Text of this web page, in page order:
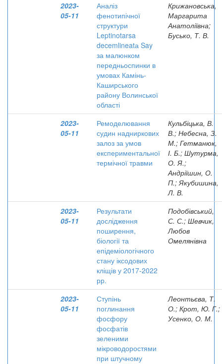
2023-
05-11
Аналіз
фенотипічної
структури
Leptinotarsa
decemlineatа Say
за малюнком
передньоспинки в
умовах Камінь-
Каширського
району Волинської
області
Крижановська,
Маргарита
Анатоліївна;
Бусько, Т. В.
2023-
05-11
Ремоделювання
судин надниркових
залоз за умов
експериментальної
термічної травми
Кульбіцька, В.
В.; Небесна, З.
М.; Гетманюк,
І. Б.; Шутурма,
О. Я.;
Андріїшин, О.
П.; Якубишина,
Л. В.
2023-
05-11
Результати
дослідження
поширення,
біології та
епідеміологічного
стану іксодових
кліщів у 2017-2022
рр.
Подобівський,
С. С.; Шевчик,
Любов
Омелянівна
2023-
05-11
Ступінь
поглинання
фосфору
фосфатів
зеленими
мікроводоростями
при штучному
Леонтьєва, Т.
О.; Крот, Ю. Г.;
Усенко, О. М.